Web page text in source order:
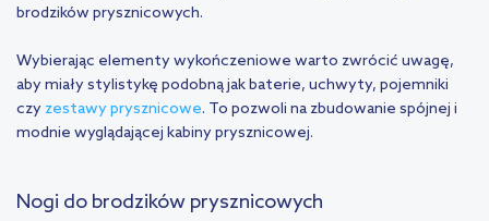
brodzików prysznicowych.
Wybierając elementy wykończeniowe warto zwrócić uwagę,
aby miały stylistykę podobną jak baterie, uchwyty, pojemniki
czy zestawy prysznicowe. To pozwoli na zbudowanie spójnej i
modnie wyglądającej kabiny prysznicowej.
Nogi do brodzików prysznicowych